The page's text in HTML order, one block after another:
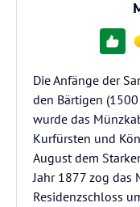
Die Anfänge der
den Bärtigen
wurde das
Kurfürsten und
August dem
Jahr 1877 zog das
Residenzschloss